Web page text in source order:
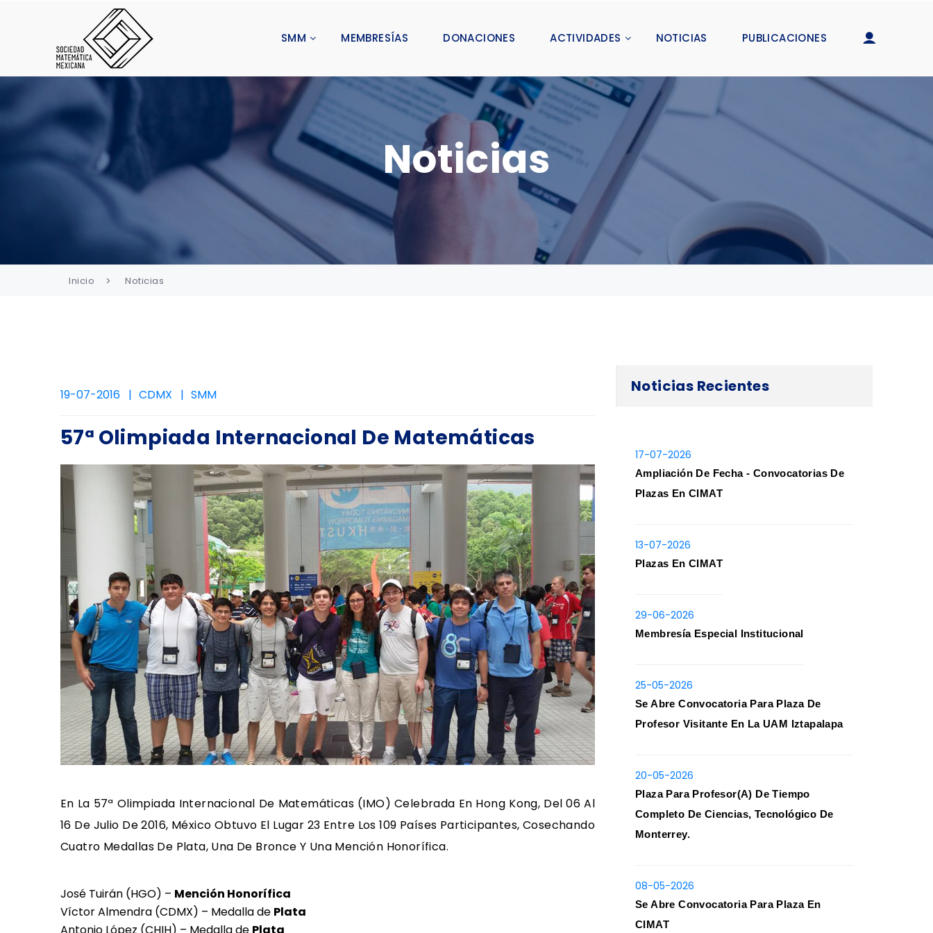
SMM MEMBRESÍAS DONACIONES ACTIVIDADES NOTICIAS PUBLICACIONES
Noticias
Inicio Noticias
19-07-2016 CDMX SMM
57ª Olimpiada Internacional De Matemáticas
En La 57ª Olimpiada Internacional De Matemáticas (IMO) Celebrada En Hong Kong, Del 06 Al
16 De Julio De 2016, México Obtuvo El Lugar 23 Entre Los 109 Países Participantes, Cosechando
Cuatro Medallas De Plata, Una De Bronce Y Una Mención Honorífica.
José Tuirán (HGO) – Mención Honorífica
Víctor Almendra (CDMX) – Medalla de Plata
Noticias Recientes
17-07-2026
Ampliación De Fecha - Convocatorias De
Plazas En CIMAT
13-07-2026
Plazas En CIMAT
29-06-2026
Membresía Especial Institucional
25-05-2026
Se Abre Convocatoria Para Plaza De
Profesor Visitante En La UAM Iztapalapa
20-05-2026
Plaza Para Profesor(a) De Tiempo
Completo De Ciencias, Tecnológico De
Monterrey.
08-05-2026
Se Abre Convocatoria Para Plaza En
CIMAT